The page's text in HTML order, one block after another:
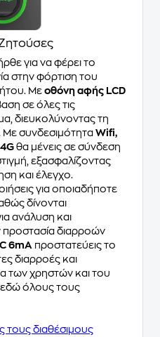
για να φέρει το
στην φόρτιση του
Με οθόνη αφής LCD
σε όλες τις
διευκολύνοντας τη
Με συνδεσιμότητα Wifi,
θα μένεις σε σύνδεση
εξασφαλίζοντας
και έλεγχο.
για οποιαδήποτε
δίνονται
ανάλυση και
προστασία διαρροών
6mA προστατεύεις το
διαρροές και
των χρηστών και του
όλους τους
τους διαθέσιμους